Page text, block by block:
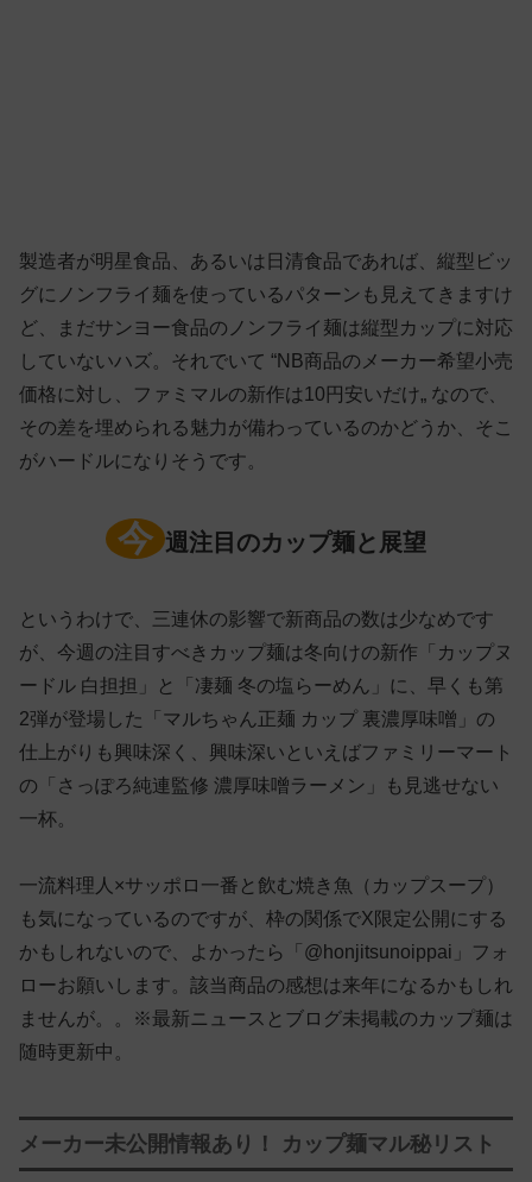
製造者が明星食品、あるいは日清食品であれば、縦型ビッ
グにノンフライ麺を使っているパターンも見えてきますけ
ど、まだサンヨー食品のノンフライ麺は縦型カップに対応
していないハズ。それでいて “NB商品のメーカー希望小売
価格に対し、ファミマルの新作は10円安いだけ„ なので、
その差を埋められる魅力が備わっているのかどうか、そこ
がハードルになりそうです。
今 週注目のカップ麺と展望
というわけで、三連休の影響で新商品の数は少なめです
が、今週の注目すべきカップ麺は冬向けの新作「カップヌ
ードル 白担担」と「凄麺 冬の塩らーめん」に、早くも第
2弾が登場した「マルちゃん正麺 カップ 裏濃厚味噌」の
仕上がりも興味深く、興味深いといえばファミリーマート
の「さっぽろ純連監修 濃厚味噌ラーメン」も見逃せない
一杯。
一流料理人×サッポロ一番と飲む焼き魚（カップスープ）
も気になっているのですが、枠の関係でX限定公開にする
かもしれないので、よかったら「@honjitsunoippai」フォ
ローお願いします。該当商品の感想は来年になるかもしれ
ませんが。。※最新ニュースとブログ未掲載のカップ麺は
随時更新中。
メーカー未公開情報あり！ カップ麺マル秘リスト